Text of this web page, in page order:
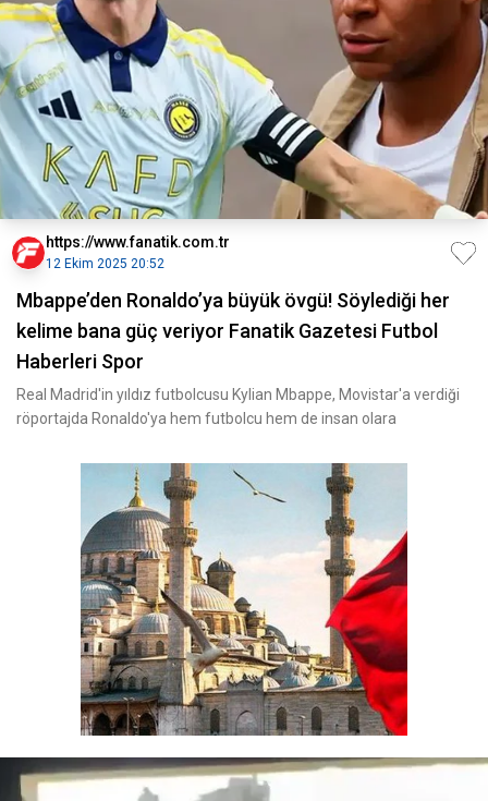
https://www.fanatik.com.tr
12 Ekim 2025 20:52
Mbappe’den Ronaldo’ya büyük övgü! Söylediği her
kelime bana güç veriyor Fanatik Gazetesi Futbol
Haberleri Spor
Real Madrid'in yıldız futbolcusu Kylian Mbappe, Movistar'a verdiği
röportajda Ronaldo'ya hem futbolcu hem de insan olara